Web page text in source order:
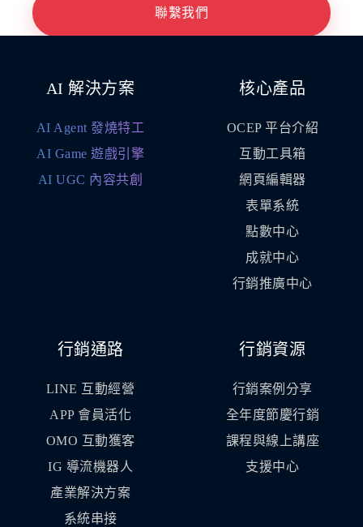
聯繫我們
AI 解決方案
AI Agent 發燒特工
AI Game 遊戲引擎
AI UGC 內容共創
核心產品
OCEP 平台介紹
互動工具箱
網頁編輯器
表單系統
點數中心
成就中心
行銷推廣中心
行銷通路
LINE 互動經營
APP 會員活化
OMO 互動獲客
IG 導流機器人
產業解決方案
系統串接
行銷資源
行銷案例分享
全年度節慶行銷
課程與線上講座
支援中心